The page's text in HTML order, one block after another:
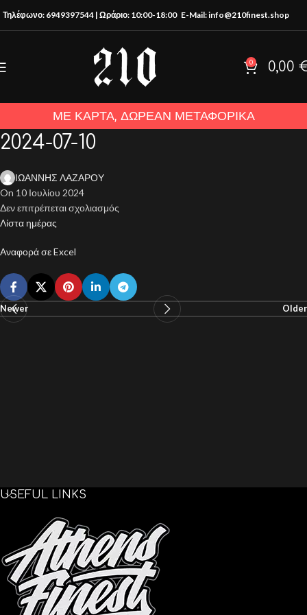
Τηλέφωνο: 6949397544 | Ωράριο: 10:00-18:00 E-Mail: info@210finest.shop
0 0,00
ΜΕ ΚΑΡΤΑ, ΔΩΡΕΑΝ ΜΕΤΑΦΟΡΙΚΑ
2024-07-10
ΙΩΑΝΝΗΣ ΛΑΖΑΡΟΥ
On 10 Ιουλίου 2024
Δεν επιτρέπεται σχολιασμός
Λίστα ημέρας
Αναφορά σε Excel
Newer Older
USEFUL LINKS